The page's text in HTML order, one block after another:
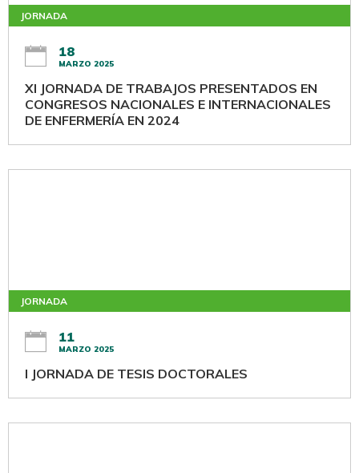
JORNADA
18
MARZO 2025
XI JORNADA DE TRABAJOS PRESENTADOS EN
CONGRESOS NACIONALES E INTERNACIONALES
DE ENFERMERÍA EN 2024
JORNADA
11
MARZO 2025
I JORNADA DE TESIS DOCTORALES